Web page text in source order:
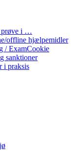
prøve i …
offline hjælpemidler
/ ExamCookie
sanktioner
i praksis